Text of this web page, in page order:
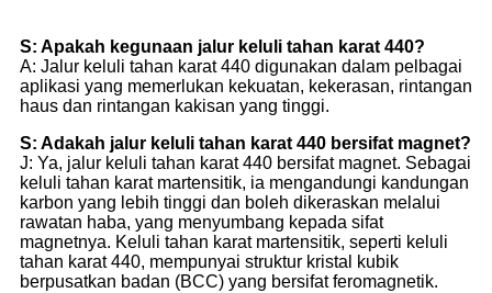
S: Apakah kegunaan jalur keluli tahan karat 440?
A: Jalur keluli tahan karat 440 digunakan dalam pelbagai
aplikasi yang memerlukan kekuatan, kekerasan, rintangan
haus dan rintangan kakisan yang tinggi.
S: Adakah jalur keluli tahan karat 440 bersifat magnet?
J: Ya, jalur keluli tahan karat 440 bersifat magnet. Sebagai
keluli tahan karat martensitik, ia mengandungi kandungan
karbon yang lebih tinggi dan boleh dikeraskan melalui
rawatan haba, yang menyumbang kepada sifat
magnetnya. Keluli tahan karat martensitik, seperti keluli
tahan karat 440, mempunyai struktur kristal kubik
berpusatkan badan (BCC) yang bersifat feromagnetik.